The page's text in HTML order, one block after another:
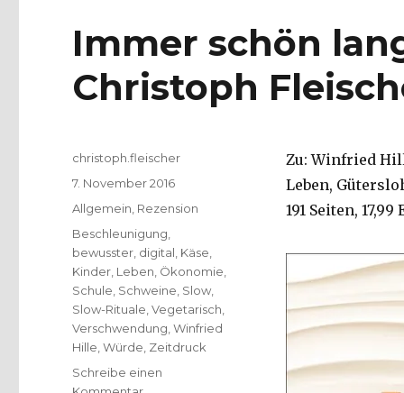
Immer schön
Christoph
Zu: Winfried
Leben,
191 Seiten, 17,99
Autor
christoph.fleischer
Veröffentlicht
am
7. November 2016
Kategorien
Allgemein Rezension
Schlagwörter
Beschleunigung
bewusster digital Käse
Kinder Leben Ökonomie
Schule Schweine Slow
Slow-Rituale ,Vegetarisch
Verschwendung ,Winfried
Hille ,Würde Zeitdruck
Schreibe einen